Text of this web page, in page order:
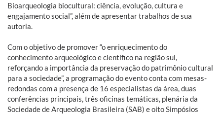
Bioarqueologia biocultural: ciência, evolução, cultura e
engajamento social”, além de apresentar trabalhos de sua
autoria.
Com o objetivo de promover “o enriquecimento do
conhecimento arqueológico e científico na região sul,
reforçando a importância da preservação do patrimônio cultural
para a sociedade”, a programação do evento conta com mesas-
redondas com a presença de 16 especialistas da área, duas
conferências principais, três oficinas temáticas, plenária da
Sociedade de Arqueologia Brasileira (SAB) e oito Simpósios